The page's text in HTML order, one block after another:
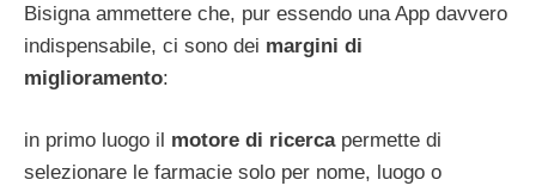
Bisigna ammettere che, pur essendo una App davvero
indispensabile, ci sono dei margini di
miglioramento:
in primo luogo il motore di ricercapermette di
selezionare le farmacie solo per nome, luogo o